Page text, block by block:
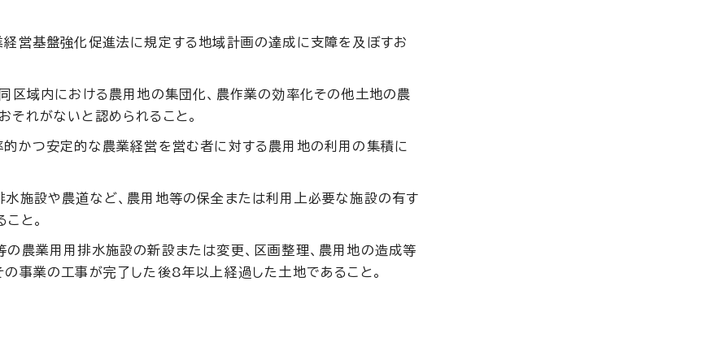
営基盤強化促進法に規定する地域計画の達成に支障を及ぼすお
区域内における農用地の集団化、農作業の効率化その他土地の農
れがないと認められること。
かつ安定的な農業経営を営む者に対する農用地の利用の集積に
施設や農道など、農用地等の保全または利用上必要な施設の有す
と。
農業用用排水施設の新設または変更、区画整理、農用地の造成等
事業の工事が完了した後8年以上経過した土地であること。